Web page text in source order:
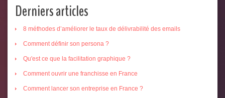
Derniers articles
8 méthodes d’améliorer le taux de délivrabilité des emails
Comment définir son persona ?
Qu'est ce que la facilitation graphique ?
Comment ouvrir une franchisse en France
Comment lancer son entreprise en France ?